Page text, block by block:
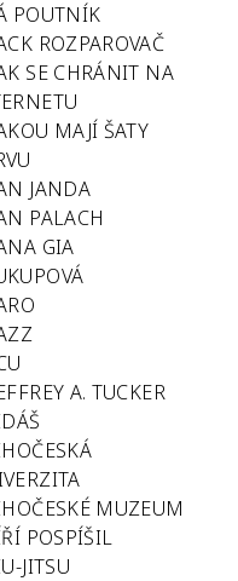
POUTNÍK
ROZPAROVAČ
SE CHRÁNIT NA
MAJÍ ŠATY
JANDA
PALACH
GIA
A. TUCKER
MUZEUM
POSPÍŠIL
JITSU